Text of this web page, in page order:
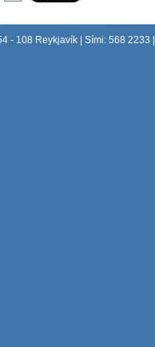
- 108 Reykjavík | Sími: 568 2233 |